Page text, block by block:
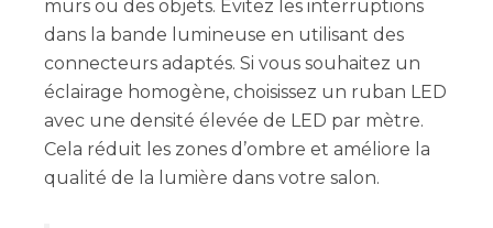
murs ou des objets. Évitez les interruptions
dans la bande lumineuse en utilisant des
connecteurs adaptés. Si vous souhaitez un
éclairage homogène, choisissez un ruban LED
avec une densité élevée de LED par mètre.
Cela réduit les zones d’ombre et améliore la
qualité de la lumière dans votre salon.